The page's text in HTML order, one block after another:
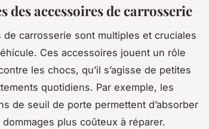
des accessoires de carrosserie
carrosserie sont multiples et cruciales
Ces accessoires jouent un rôle
les chocs, qu’il s’agisse de petites
quotidiens. Par exemple, les
de seuil de porte permettent d’absorber
plus coûteux à réparer.